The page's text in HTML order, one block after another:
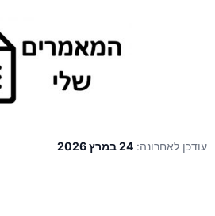
עודכן לאחרונה: 24 במרץ 2026